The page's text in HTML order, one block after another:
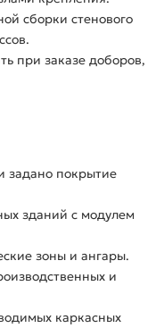
сборки стенового
при заказе доборов,
задано покрытие
зданий с модулем
зоны и ангары.
и
каркасных